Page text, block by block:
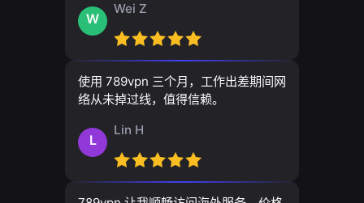
W
Wei Z
使用 789vpn 三个月，工作出差期间网
络从未掉过线，值得信赖。
L
Lin H